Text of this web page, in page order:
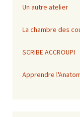
Un autre atelier
La chambre des
SCRIBE ACCROUPI
Apprendre